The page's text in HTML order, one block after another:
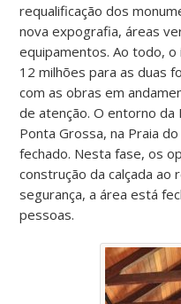
requalificação dos
nova expografia, áreas
equipamentos. Ao todo,
12 milhões para as duas
com as obras em
de atenção. O entorno da
Ponta Grossa, na Praia
fechado. Nesta fase, os
construção da calçada ao
segurança, a área está
pessoas.